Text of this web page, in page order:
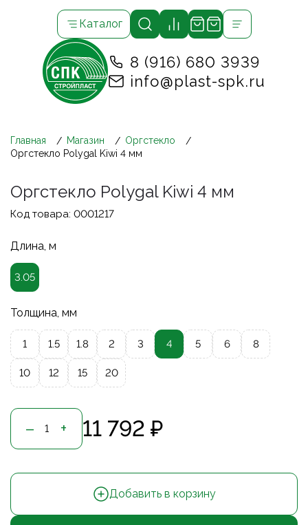
Каталог
8 (916) 680 3939
info@plast-spk.ru
Главная Магазин
Оргстекло
Оргстекло Polygal Kiwi 4 мм
Оргстекло Polygal Kiwi 4 мм
Код товара: 0001217
Длина, м
3.05
Толщина, мм
1 1.5 1.8 2 3 4 5 6 8
10 12 15 20
11 792 ₽
– +
Добавить в корзину